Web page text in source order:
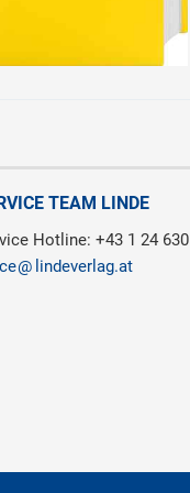
TEAM LINDE
Hotline: +43 1 24 630
lindeverlag.at